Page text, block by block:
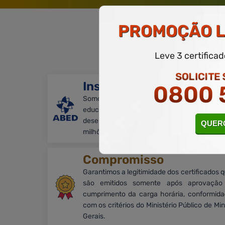
Instituição Associada
Somos associados à ABED e
educação a distância com qualidade e foco
desenvolvimento dos alunos. Com mais de
milhões de alunos matriculados em todo
Compromisso
Garantimos a legitimidade dos certificados
são emitidos somente após
cumprimento da carga horária,
com os critérios do Ministério Público de
Gerais.
PROMOÇÃO
Leve 3
SOLICITE
0800